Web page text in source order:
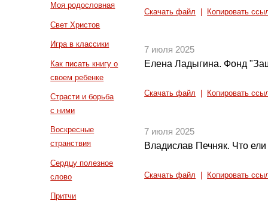
Моя родословная
Свет Христов
Игра в классики
Как писать книгу о
своем ребенке
Страсти и борьба
с ними
Воскресные
странствия
Сердцу полезное
слово
Притчи
Скачать файл Копировать
7 июля 2025
Елена Ладыгина. Фонд
Скачать файл Копировать
7 июля 2025
Владислав Печняк. Что
Скачать файл Копировать